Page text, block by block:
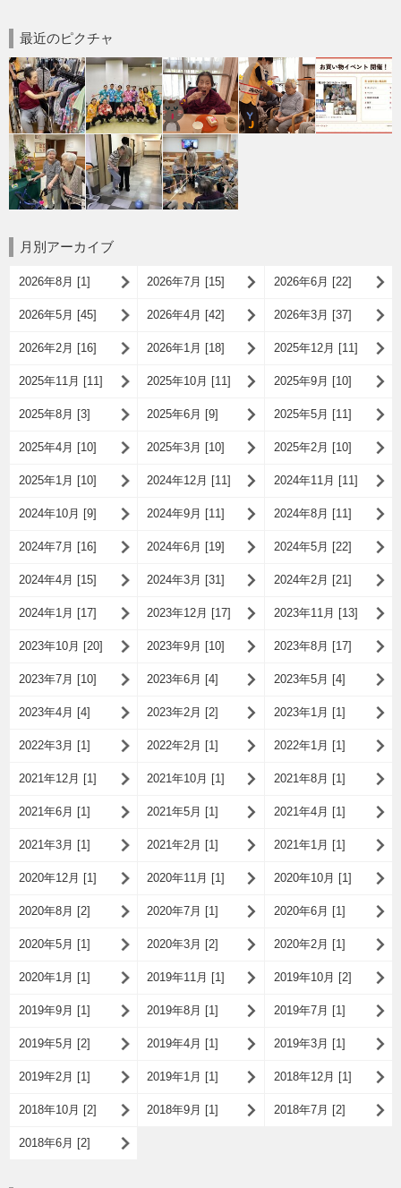
最近のピクチャ
月別アーカイブ
2026年8月 [1] 2026年7月 [15] 2026年6月 [22]
2026年5月 [45] 2026年4月 [42] 2026年3月 [37]
2026年2月 [16] 2026年1月 [18] 2025年12月 [11]
2025年11月 [11] 2025年10月 [11] 2025年9月 [10]
2025年8月 [3] 2025年6月 [9] 2025年5月 [11]
2025年4月 [10] 2025年3月 [10] 2025年2月 [10]
2025年1月 [10] 2024年12月 [11] 2024年11月 [11]
2024年10月 [9] 2024年9月 [11] 2024年8月 [11]
2024年7月 [16] 2024年6月 [19] 2024年5月 [22]
2024年4月 [15] 2024年3月 [31] 2024年2月 [21]
2024年1月 [17] 2023年12月 [17] 2023年11月 [13]
2023年10月 [20] 2023年9月 [10] 2023年8月 [17]
2023年7月 [10] 2023年6月 [4] 2023年5月 [4]
2023年4月 [4] 2023年2月 [2] 2023年1月 [1]
2022年3月 [1] 2022年2月 [1] 2022年1月 [1]
2021年12月 [1] 2021年10月 [1] 2021年8月 [1]
2021年6月 [1] 2021年5月 [1] 2021年4月 [1]
2021年3月 [1] 2021年2月 [1] 2021年1月 [1]
2020年12月 [1] 2020年11月 [1] 2020年10月 [1]
2020年8月 [2] 2020年7月 [1] 2020年6月 [1]
2020年5月 [1] 2020年3月 [2] 2020年2月 [1]
2020年1月 [1] 2019年11月 [1] 2019年10月 [2]
2019年9月 [1] 2019年8月 [1] 2019年7月 [1]
2019年5月 [2] 2019年4月 [1] 2019年3月 [1]
2019年2月 [1] 2019年1月 [1] 2018年12月 [1]
2018年10月 [2] 2018年9月 [1] 2018年7月 [2]
2018年6月 [2]